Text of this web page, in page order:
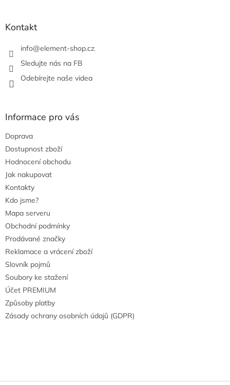
Kontakt
info@element-shop.cz
Sledujte nás na FB
Odebírejte naše videa
Informace pro vás
Doprava
Dostupnost zboží
Hodnocení obchodu
Jak nakupovat
Kontakty
Kdo jsme?
Mapa serveru
Obchodní podmínky
Prodávané značky
Reklamace a vrácení zboží
Slovník pojmů
Soubory ke stažení
Účet PREMIUM
Způsoby platby
Zásady ochrany osobních údajů (GDPR)